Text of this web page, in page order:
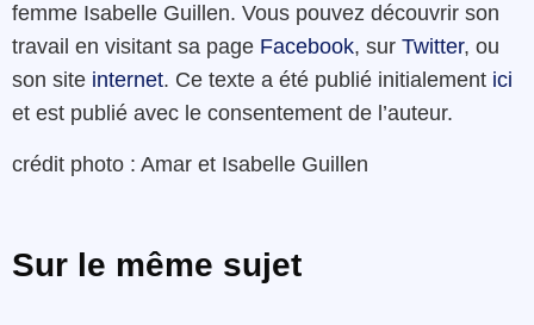
femme Isabelle Guillen. Vous pouvez découvrir son
travail en visitant sa page Facebook, sur Twitter, ou
son site internet. Ce texte a été publié initialement ici
et est publié avec le consentement de l’auteur.
crédit photo : Amar et Isabelle Guillen
Sur le même sujet